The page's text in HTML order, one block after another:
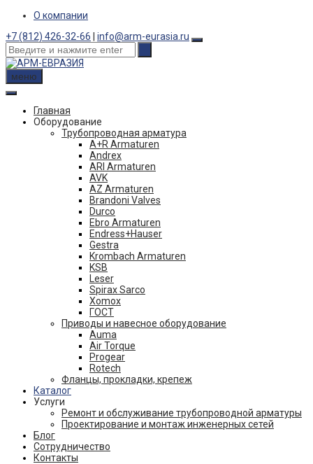
Skip
content
О компании
+7 (812) 426-32-66
info@arm-eurasia.ru
меню
Главная
Оборудование
Трубопроводная арматура
A+R Armaturen
Andrex
ARI Armaturen
AVK
AZ Armaturen
Brandoni Valves
Durco
Ebro Armaturen
Endress+Hauser
Gestra
Krombach Armaturen
KSB
Leser
Spirax Sarco
Xomox
ГОСТ
Приводы и навесное оборудование
Auma
Air Torque
Progear
Rotech
Фланцы, прокладки, крепеж
Каталог
Услуги
Ремонт и обслуживание трубопроводной арматуры
Проектирование и монтаж инженерных сетей
Блог
Сотрудничество
Контакты